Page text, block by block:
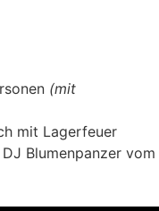
(mit
mit Lagerfeuer
Blumenpanzer vom